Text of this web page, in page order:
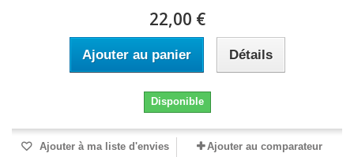
22,00 €
Ajouter au panier Détails
Disponible
Ajouter à ma liste d'envies Ajouter au comparateur